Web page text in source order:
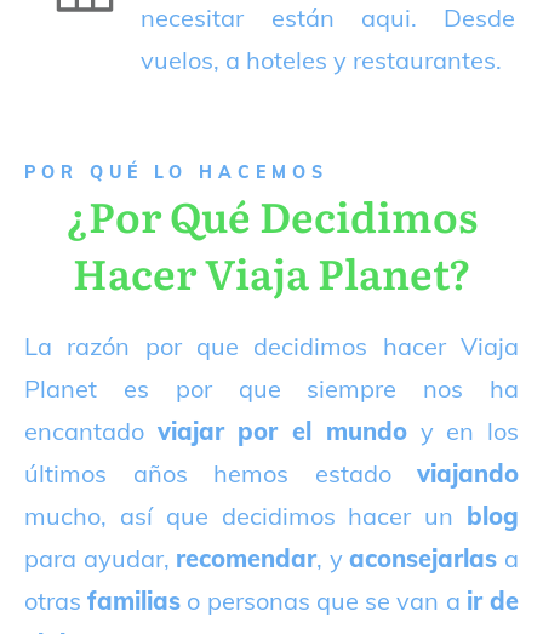
necesitar están aqui. Desde
vuelos, a hoteles y restaurantes.
P OR QUÉ LO HACEMOS
¿Por Qué Decidimos
Hacer Viaja Planet?
La razón por que decidimos hacer Viaja
Planet es por que siempre nos ha
encantado viajar por el mundoy en los
últimos años hemos estado viajando
mucho, así que decidimos hacer un blog
para ayudar, recomendar, yaconsejarlas a
otrasfamilias o personas que se van a ir de